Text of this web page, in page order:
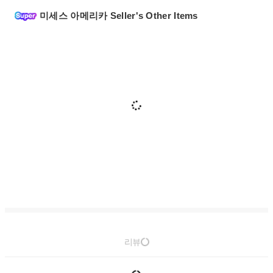
미세스 아메리카 Seller's Other Items
리뷰